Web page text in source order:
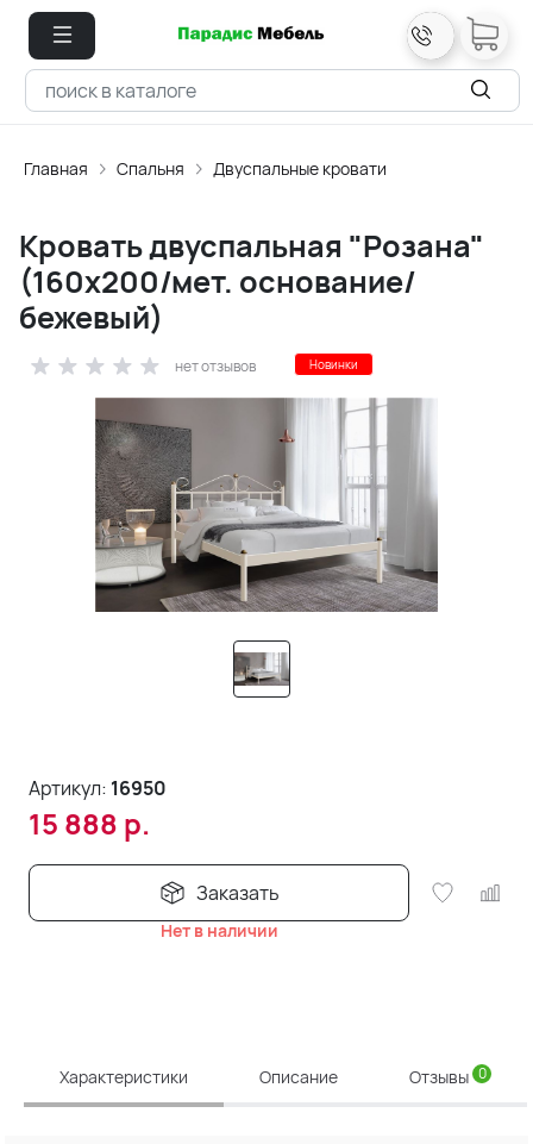
Главная Спальня Двуспальные кровати
Кровать двуспальная "Розана"
(160х200/мет. основание/
бежевый)
нет отзывов Новинки
Артикул: 16950
15 888 р.
Заказать
Нет в наличии
Характеристики Описание Отзывы 0